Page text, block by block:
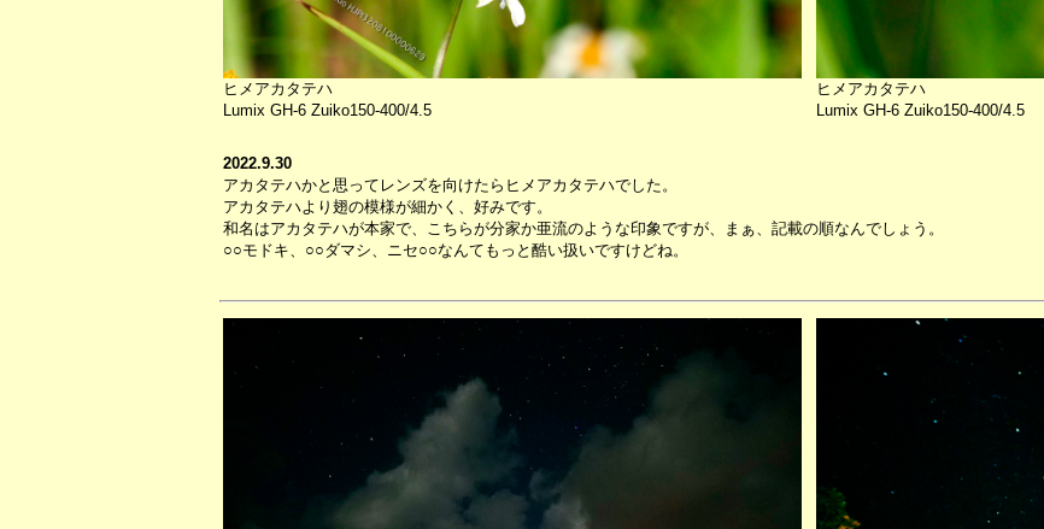
ヒメアカタテハ
Lumix GH-6 Zuiko150-400/4.5
ヒメアカタテハ
Lumix GH-6 Zuiko150-400/4.5
2022.9.30
アカタテハかと思ってレンズを向けたらヒメアカタテハでした。
アカタテハより翅の模様が細かく、好みです。
和名はアカタテハが本家で、こちらが分家か亜流のような印象ですが、まぁ、記載の順なんでしょう。
○○モドキ、○○ダマシ、ニセ○○なんてもっと酷い扱いですけどね。